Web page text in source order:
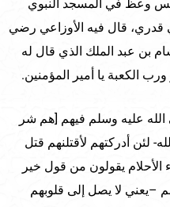
وعظ في المسجد النبوي
قدري، قال فيه الأوزاعي رضي
بن عبد الملك الذي قال له
الكعبة يا أمير المؤمنين.
عليه وسلم فيهم [هم شر
لئن أدركتهم لأقتلنهم قتل
الأحلام يقولون من قول خير
–يعني لا يصل إلى قلوبهم